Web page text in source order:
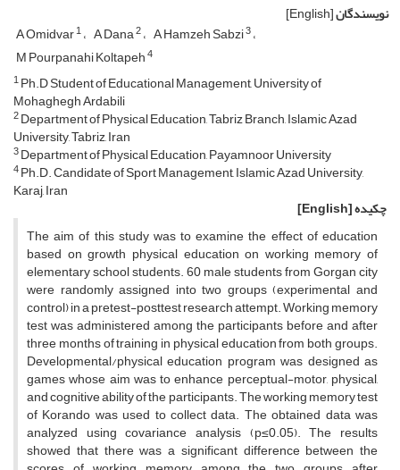
نویسندگان[English]
A Omidvar1 A Dana2 A Hamzeh Sabzi3
M Pourpanahi Koltapeh4
1Ph.D Student of Educational Management, University of
Mohaghegh Ardabili
2Department of Physical Education, Tabriz Branch, Islamic Azad
University, Tabriz, Iran
3Department of Physical Education, Payamnoor University
4Ph.D. Candidate of Sport Management, Islamic Azad University,
Karaj, Iran
چکیده[English]
The aim of this study was to examine the effect of education
based on growth physical education on working memory of
elementary school students. 60 male students from Gorgan city
were randomly assigned into two groups (experimental and
control) in a pretest-posttest research attempt. Working memory
test was administered among the participants before and after
three months of training in physical education from both groups.
Developmental/physical education program was designed as
games whose aim was to enhance perceptual-motor, physical,
and cognitive ability of the participants. The working memory test
of Korando was used to collect data. The obtained data was
analyzed using covariance analysis (p≤0.05). The results
showed that there was a significant difference between the